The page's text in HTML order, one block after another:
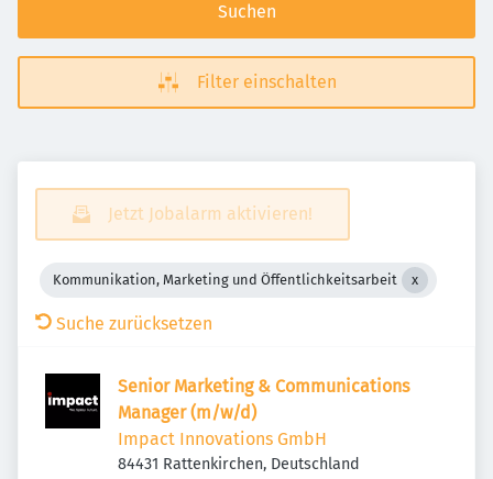
Suchen
Filter einschalten
Jetzt Jobalarm aktivieren!
Kommunikation, Marketing und Öffentlichkeitsarbeit
Suche zurücksetzen
Senior Marketing & Communications
Manager (m/w/d)
Impact Innovations GmbH
84431 Rattenkirchen, Deutschland